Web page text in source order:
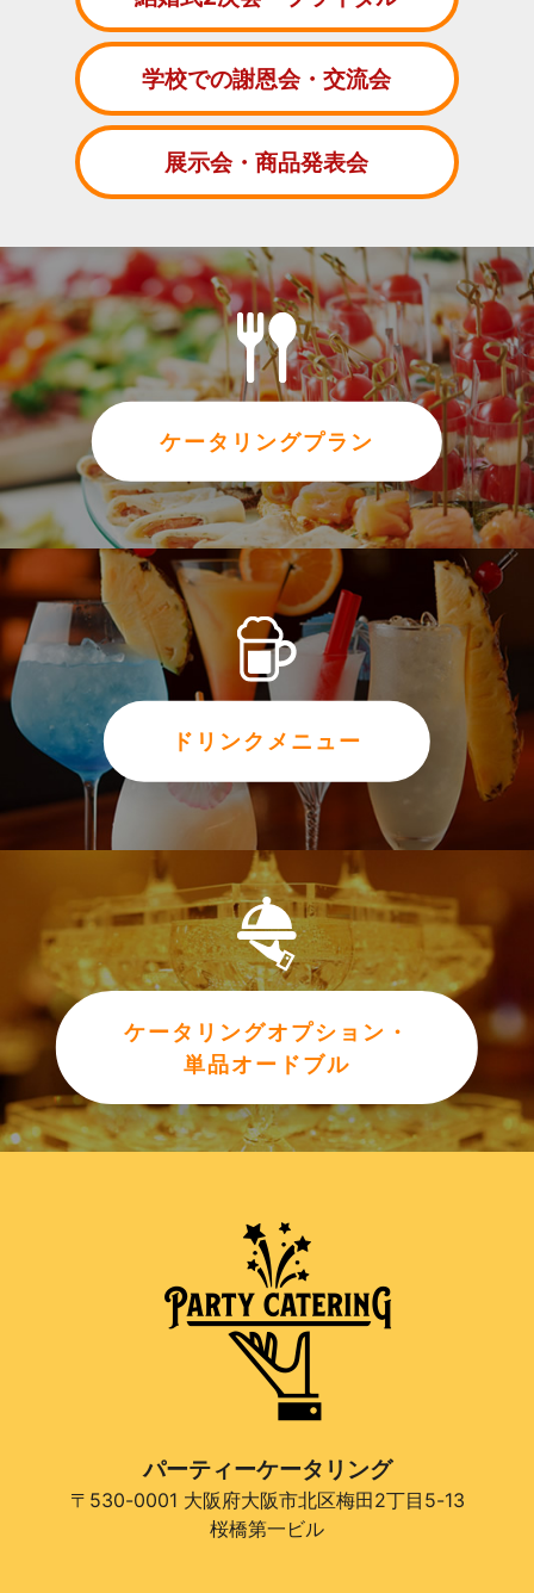
学校での謝恩会・交流会
展示会・商品発表会
ケータリングプラン
ドリンクメニュー
ケータリングオプション・
単品オードブル
パーティーケータリング
〒530-0001 大阪府大阪市北区梅田2丁目5-13
桜橋第一ビル